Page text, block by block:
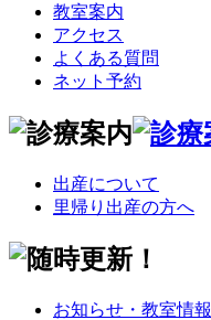
教室案内
アクセス
よくある質問
ネット予約
出産について
里帰り出産の方へ
お知らせ・教室情報